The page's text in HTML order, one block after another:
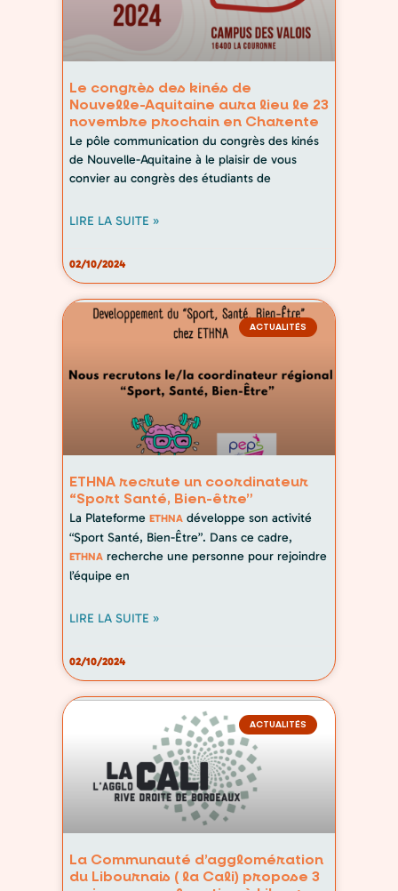
Le congrès des kinés de
Nouvelle-Aquitaine aura lieu le 23
novembre prochain en Charente
Le pôle communication du congrès des kinés
de Nouvelle-Aquitaine à le plaisir de vous
convier au congrès des étudiants de
LIRE LA SUITE »
02/10/2024
ACTUALITÉS
ETHNA recrute un coordinateur
“Sport Santé, Bien-être”
La Plateforme ETHNA développe son activité
“Sport Santé, Bien-Être”. Dans ce cadre,
ETHNA recherche une personne pour rejoindre
l’équipe en
LIRE LA SUITE »
02/10/2024
ACTUALITÉS
La Communauté d’agglomération
du Libournais ( la Cali) propose 3